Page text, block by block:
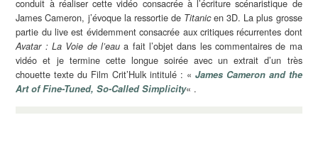
conduit à réaliser cette vidéo consacrée à l’écriture scénaristique de
James Cameron, j’évoque la ressortie de Titanicen 3D. La plus grosse
partie du live est évidemment consacrée aux critiques récurrentes dont
Avatar : La Voie de l’eau a fait l’objet dans les commentaires de ma
vidéo et je termine cette longue soirée avec un extrait d’un très
chouette texte du Film Crit’Hulk intitulé : « James Cameron and the
Art of Fine-Tuned, So-Called Simplicity« .